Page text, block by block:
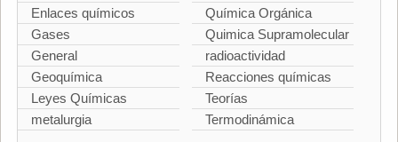
Enlaces químicos
Gases
General
Geoquímica
Leyes Químicas
metalurgia
Química Orgánica
Quimica Supramolecular
radioactividad
Reacciones químicas
Teorías
Termodinámica